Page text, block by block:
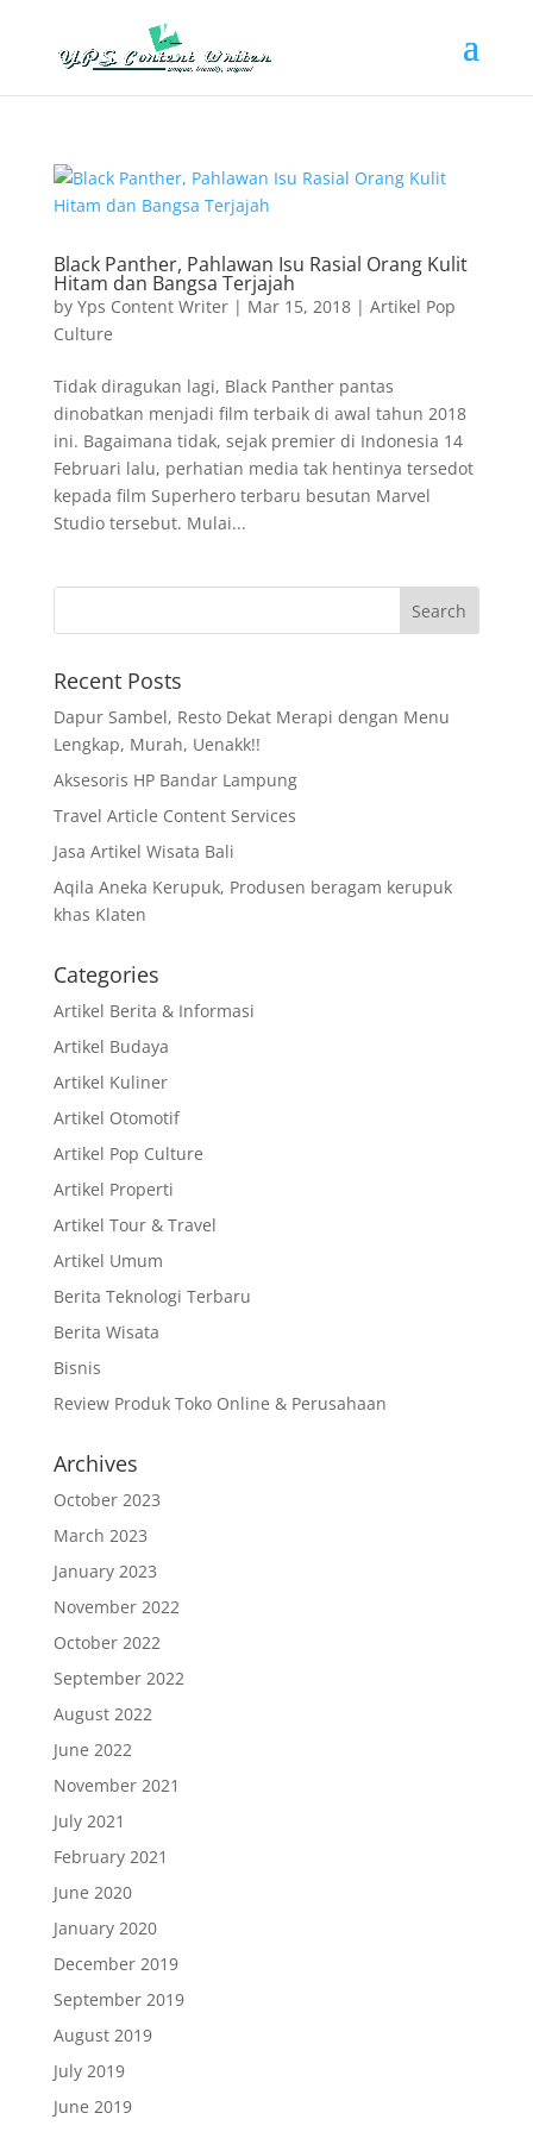
Black Panther, Pahlawan Isu Rasial Orang Kulit
Hitam dan Bangsa Terjajah
by Yps Content Writer| Mar 15, 2018| Artikel Pop
Culture
Tidak diragukan lagi, Black Panther pantas
dinobatkan menjadi film terbaik di awal tahun 2018
ini. Bagaimana tidak, sejak premier di Indonesia 14
Februari lalu, perhatian media tak hentinya tersedot
kepada film Superhero terbaru besutan Marvel
Studio tersebut. Mulai...
Recent Posts
Dapur Sambel, Resto Dekat Merapi dengan Menu
Lengkap, Murah, Uenakk!!
Aksesoris HP Bandar Lampung
Travel Article Content Services
Jasa Artikel Wisata Bali
Aqila Aneka Kerupuk, Produsen beragam kerupuk
khas Klaten
Categories
Artikel Berita & Informasi
Artikel Budaya
Artikel Kuliner
Artikel Otomotif
Artikel Pop Culture
Artikel Properti
Artikel Tour & Travel
Artikel Umum
Berita Teknologi Terbaru
Berita Wisata
Bisnis
Review Produk Toko Online & Perusahaan
Archives
October 2023
March 2023
January 2023
November 2022
October 2022
September 2022
August 2022
June 2022
November 2021
July 2021
February 2021
June 2020
January 2020
December 2019
September 2019
August 2019
July 2019
June 2019